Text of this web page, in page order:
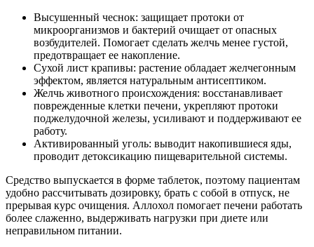
Высушенный чеснок: защищает протоки от
микроорганизмов и бактерий очищает от опасных
возбудителей. Помогает сделать желчь менее густой,
предотвращает ее накопление.
Сухой лист крапивы: растение обладает желчегонным
эффектом, является натуральным антисептиком.
Желчь животного происхождения: восстанавливает
поврежденные клетки печени, укрепляют протоки
поджелудочной железы, усиливают и поддерживают ее
работу.
Активированный уголь: выводит накопившиеся яды,
проводит детоксикацию пищеварительной системы.
Средство выпускается в форме таблеток, поэтому пациентам
удобно рассчитывать дозировку, брать с собой в отпуск, не
прерывая курс очищения. Аллохол помогает печени работать
более слаженно, выдерживать нагрузки при диете или
неправильном питании.